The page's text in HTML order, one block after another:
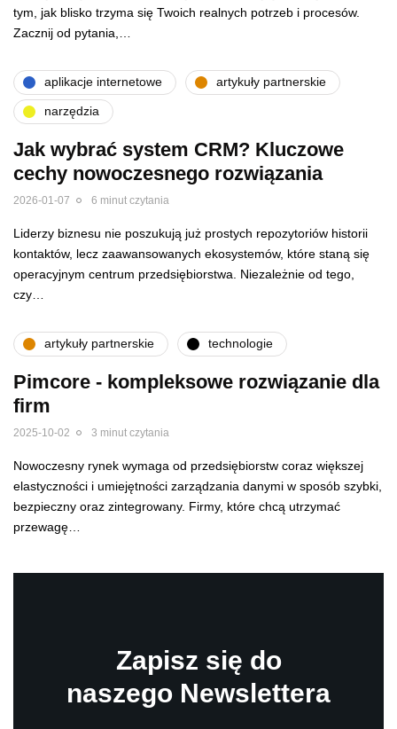
tym, jak blisko trzyma się Twoich realnych potrzeb i procesów.
Zacznij od pytania,…
aplikacje internetowe artykuły partnerskie
narzędzia
Jak wybrać system CRM? Kluczowe
cechy nowoczesnego rozwiązania
2026-01-07 6 minut czytania
Liderzy biznesu nie poszukują już prostych repozytoriów historii
kontaktów, lecz zaawansowanych ekosystemów, które staną się
operacyjnym centrum przedsiębiorstwa. Niezależnie od tego,
czy…
artykuły partnerskie technologie
Pimcore - kompleksowe rozwiązanie dla
firm
2025-10-02 3 minut czytania
Nowoczesny rynek wymaga od przedsiębiorstw coraz większej
elastyczności i umiejętności zarządzania danymi w sposób szybki,
bezpieczny oraz zintegrowany. Firmy, które chcą utrzymać
przewagę…
Zapisz się do
naszego Newslettera